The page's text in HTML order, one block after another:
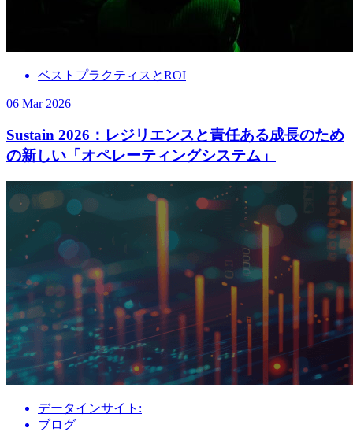
ベストプラクティスとROI
06 Mar 2026
Sustain 2026：レジリエンスと責任ある成長のため
の新しい「オペレーティングシステム」
データインサイト:
ブログ